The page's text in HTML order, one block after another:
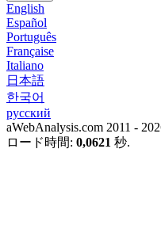
English
Español
Português
Française
Italiano
日本語
한국어
русский
aWebAnalysis.com 2011 -
ロード時間: 0,0621 秒.